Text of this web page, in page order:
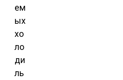
ем
ых
хо
ло
ди
ль